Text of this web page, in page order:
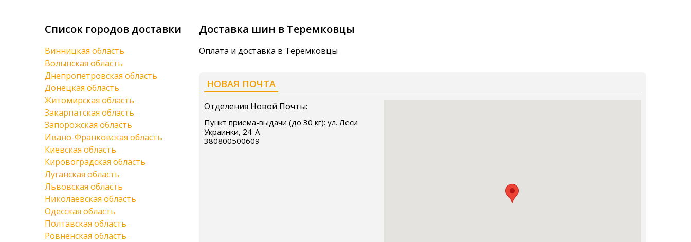
Доставка шин в Теремковцы
Оплата и доставка в Теремковцы
НОВАЯ ПОЧТА
Отделения Новой Почты:
Пункт приема-выдачи (до 30 кг): ул. Леси
Украинки, 24-А
380800500609
Список городов доставки
Винницкая область
Волынская область
Днепропетровская область
Донецкая область
Житомирская область
Закарпатская область
Запорожская область
Ивано-Франковская область
Киевская область
Кировоградская область
Луганская область
Львовская область
Николаевская область
Одесская область
Полтавская область
Ровненская область